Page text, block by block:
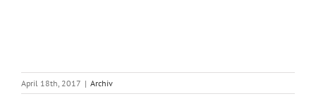
April 18th, 2017 | Archiv